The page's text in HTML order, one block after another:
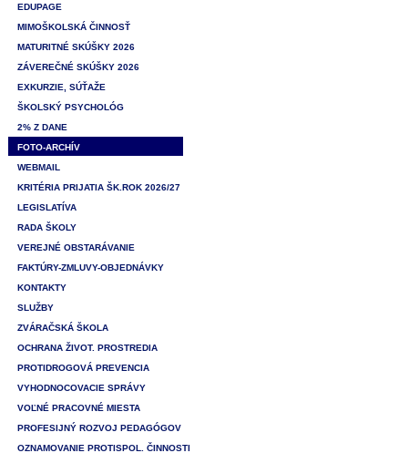
EDUPAGE
MIMOŠKOLSKÁ ČINNOSŤ
MATURITNÉ SKÚŠKY 2026
ZÁVEREČNÉ SKÚŠKY 2026
EXKURZIE, SÚŤAŽE
ŠKOLSKÝ PSYCHOLÓG
2% Z DANE
FOTO-ARCHÍV
WEBMAIL
KRITÉRIA PRIJATIA ŠK.ROK 2026/27
LEGISLATÍVA
RADA ŠKOLY
VEREJNÉ OBSTARÁVANIE
FAKTÚRY-ZMLUVY-OBJEDNÁVKY
KONTAKTY
SLUŽBY
ZVÁRAČSKÁ ŠKOLA
OCHRANA ŽIVOT. PROSTREDIA
PROTIDROGOVÁ PREVENCIA
VYHODNOCOVACIE SPRÁVY
VOĽNÉ PRACOVNÉ MIESTA
PROFESIJNÝ ROZVOJ PEDAGÓGOV
OZNAMOVANIE PROTISPOL. ČINNOSTI